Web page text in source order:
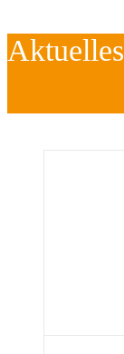
Aktuelles